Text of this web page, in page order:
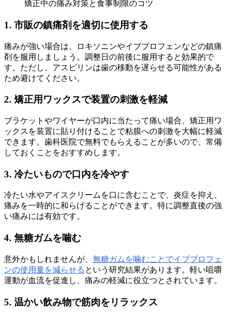
矯正中の痛み対策と食事制限のコツ
1. 市販の鎮痛剤を適切に使用する
痛みが強い場合は、ロキソニンやイブプロフェンなどの鎮痛
剤を服用しましょう。調整日の前後に服用すると効果的で
す。ただし、アスピリンは歯の移動を遅らせる可能性がある
ため避けてください。
2. 矯正用ワックスで装置の刺激を軽減
ブラケットやワイヤーが口内に当たって痛い場合、矯正用ワ
ックスを装置に貼り付けることで粘膜への刺激を大幅に軽減
できます。歯科医院で無料でもらえることが多いので、常備
しておくことをおすすめします。
3. 冷たいもので口内を冷やす
冷たい水やアイスクリームを口に含むことで、炎症を抑え、
痛みを一時的に和らげることができます。特に調整直後の強
い痛みには有効です。
4. 無糖ガムを噛む
意外かもしれませんが、 無糖ガムを噛むことでイブプロフェ
ンの使用量を減らせる という研究結果があります。軽い咀嚼
運動が血流を促進し、痛みの軽減に役立つとされています。
5. 温かい飲み物で筋肉をリラックス